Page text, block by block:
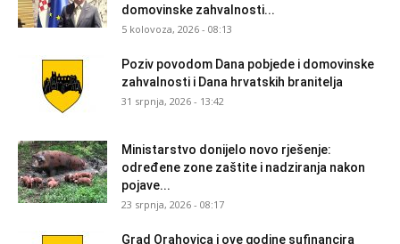
domovinske zahvalnosti...
5 kolovoza, 2026 - 08:13
Poziv povodom Dana pobjede i domovinske
zahvalnosti i Dana hrvatskih branitelja
31 srpnja, 2026 - 13:42
Ministarstvo donijelo novo rješenje:
određene zone zaštite i nadziranja nakon
pojave...
23 srpnja, 2026 - 08:17
Grad Orahovica i ove godine sufinancira